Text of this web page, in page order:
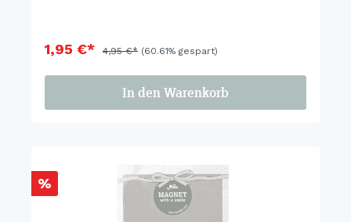
1,95 €* 4,95 €* (60.61% gespart)
In den Warenkorb
%